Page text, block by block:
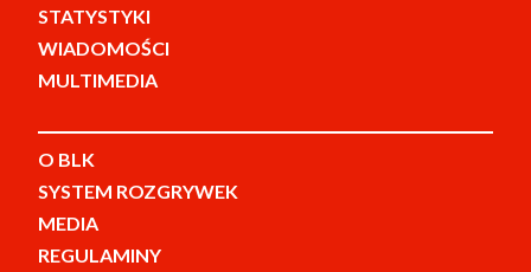
STATYSTYKI
WIADOMOŚCI
MULTIMEDIA
O BLK
SYSTEM ROZGRYWEK
MEDIA
REGULAMINY